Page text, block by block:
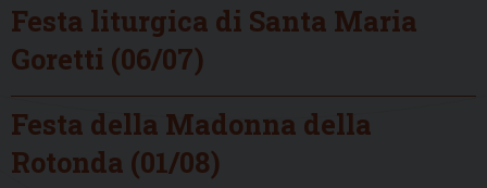
Festa liturgica di Santa Maria
Goretti (06/07)
Festa della Madonna della
Rotonda (01/08)